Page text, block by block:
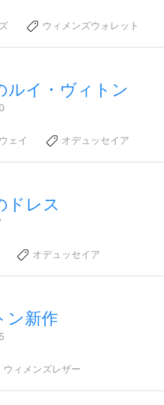
ウィメンズウォレット
ルイ・ヴィトン
ェイ オデュッセイア
ドレス
オデュッセイア
ン新作
ウィメンズレザー